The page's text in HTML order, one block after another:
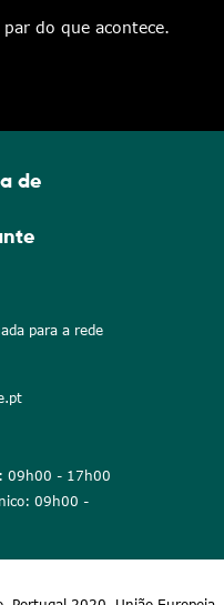
par do que acontece.
de
para a rede
09h00 - 17h00
09h00 -